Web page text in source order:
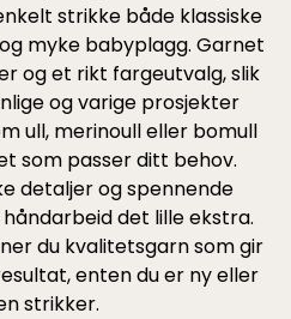
strikke både klassiske
myke babyplagg. Garnet
og et rikt fargeutvalg, slik
og varige prosjekter
ull, merinoull eller bomull
som passer ditt behov.
detaljer og spennende
det lille ekstra.
du kvalitetsgarn som gir
enten du er ny eller
strikker.